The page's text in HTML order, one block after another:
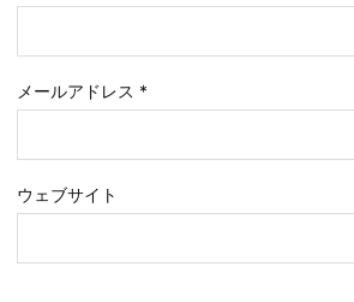
メールアドレス *
ウェブサイト